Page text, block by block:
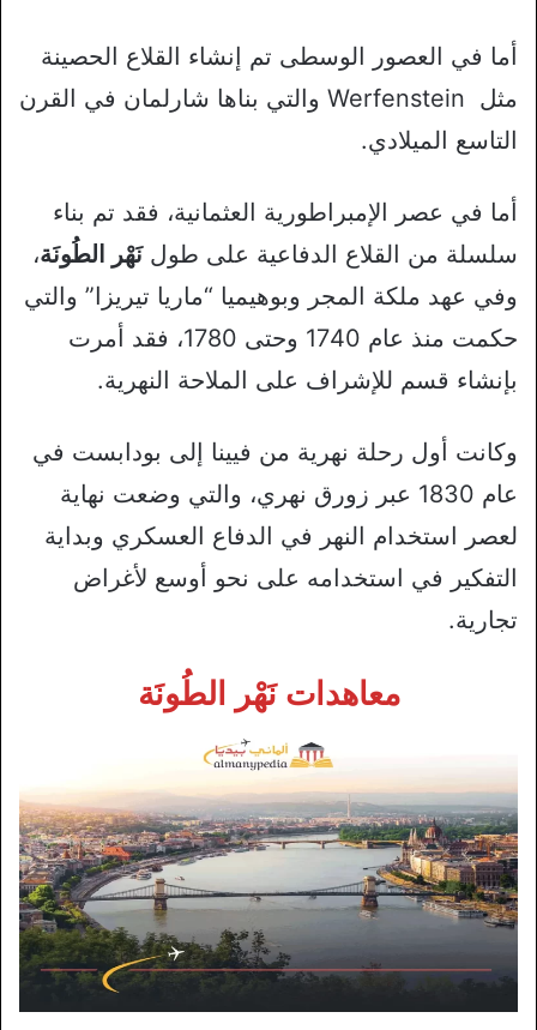
أما في العصور الوسطى تم إنشاء القلاع الحصينة
مثل Werfenstein والتي بناها شارلمان في القرن
التاسع الميلادي.
أما في عصر الإمبراطورية العثمانية، فقد تم بناء
سلسلة من القلاع الدفاعية على طولنَهْر الطُونَة،
وفي عهد ملكة المجر وبوهيميا “ماريا تيريزا” والتي
حكمت منذ عام 1740 وحتى 1780، فقد أمرت
بإنشاء قسم للإشراف على الملاحة النهرية.
وكانت أول رحلة نهرية من فيينا إلى بودابست في
عام 1830 عبر زورق نهري، والتي وضعت نهاية
لعصر استخدام النهر في الدفاع العسكري وبداية
التفكير في استخدامه على نحو أوسع لأغراض
تجارية.
معاهدات نَهْر الطُونَة